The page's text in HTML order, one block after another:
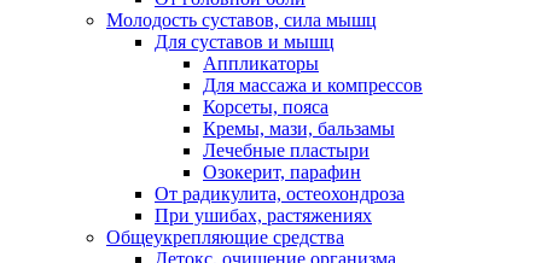
Молодость суставов, сила мышц
Для суставов и мышц
Аппликаторы
Для массажа и компрессов
Корсеты, пояса
Кремы, мази, бальзамы
Лечебные пластыри
Озокерит, парафин
От радикулита, остеохондроза
При ушибах, растяжениях
Общеукрепляющие средства
Детокс, очищение организма